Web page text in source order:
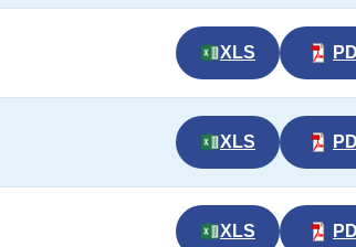
XLS
XLS
XLS